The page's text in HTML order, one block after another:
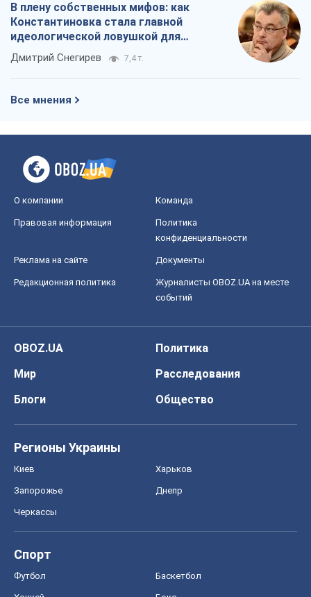
В плену собственных мифов: как
Константиновка стала главной
идеологической ловушкой для
российских оккупантов
Дмитрий Снегирев 7,4 т.
Все мнения
О компании Команда
Правовая информация
Политика
конфиденциальности
Реклама на сайте Документы
Редакционная политика
Журналисты OBOZ.UA на месте
событий
OBOZ.UA
Политика
Мир
Расследования
Блоги
Общество
Регионы Украины
Киев Харьков
Запорожье Днепр
Черкассы
Спорт
Футбол Баскетбол